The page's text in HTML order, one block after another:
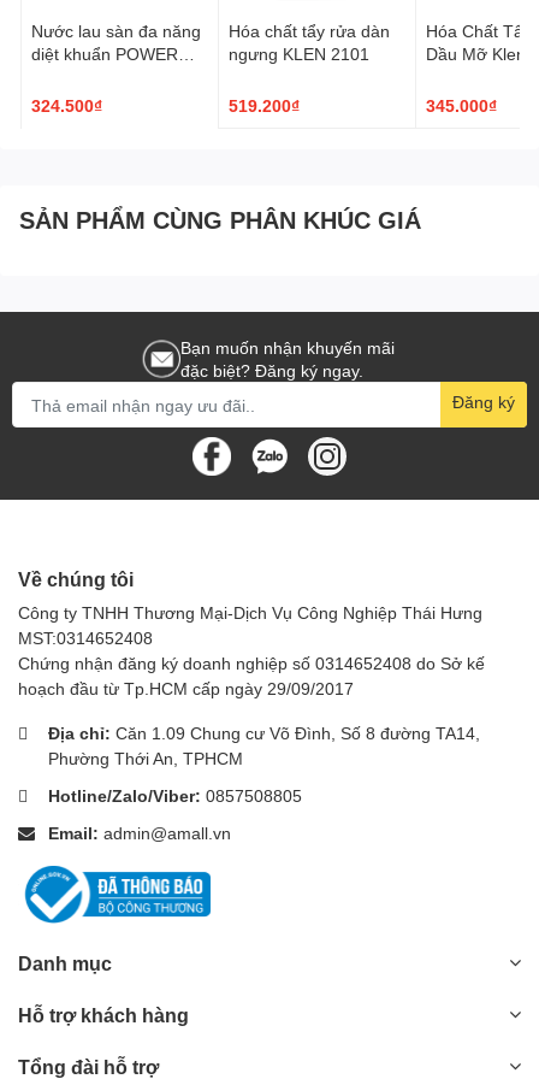
Nước lau sàn đa năng
diệt khuẩn POWER
324.500₫
Hóa chất tẩy rửa dàn
ngưng KLEN 2101
519.200₫
Hóa Chất Tẩy
Dầu Mỡ
345.000₫
SẢN PHẨM CÙNG PHÂN KHÚC GIÁ
Bạn muốn nhận khuyến mãi
đặc biệt? Đăng ký ngay.
Đăng ký
Về chúng tôi
Công ty TNHH Thương Mại-Dịch Vụ Công Nghiệp Thái Hưng
MST:0314652408
Chứng nhận đăng ký doanh nghiệp số 0314652408 do Sở kế
hoạch đầu từ Tp.HCM cấp ngày 29/09/2017
Địa chỉ: Căn 1.09 Chung cư Võ Đình, Số 8 đường TA14,
Phường Thới An, TPHCM
Hotline/Zalo/Viber: 0857508805
Email: admin@amall.vn
Danh mục
Hỗ trợ khách hàng
Tổng đài hỗ trợ